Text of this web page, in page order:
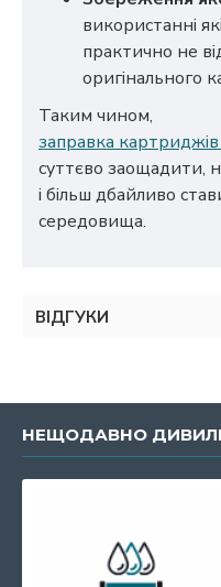
використанні
практично не
оригінального
Таким чином,
заправка
суттєво заощадити,
і більш дбайливо
середовища.
ВІДГУКИ
НЕЩОДАВНО